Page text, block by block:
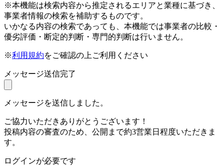
※本機能は検索内容から推定されるエリアと業種に基づき、
事業者情報の検索を補助するものです。
いかなる内容の検索であっても、本機能では事業者の比較・
優劣評価・断定的判断・専門的判断は行いません。
※利用規約をご確認の上ご利用ください
メッセージ送信完了
メッセージを送信しました。
ご協力いただきありがとうございます！
投稿内容の審査のため、公開まで約3営業日程度いただきま
す。
ログインが必要です